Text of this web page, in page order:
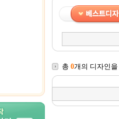
총 0개의 디자인